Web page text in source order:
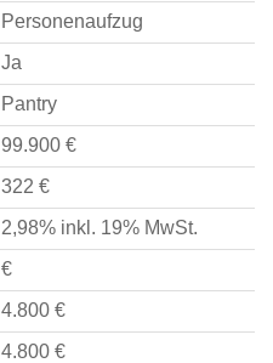
Personenaufzug
Ja
Pantry
99.900 €
322 €
2,98% inkl. 19% MwSt.
€
4.800 €
4.800 €